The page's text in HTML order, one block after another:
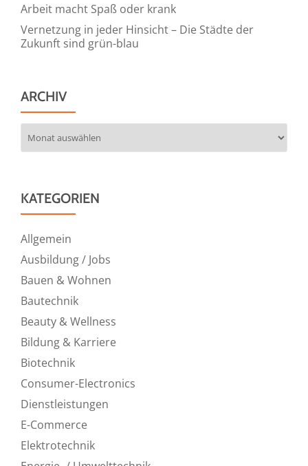
Arbeit macht Spaß oder krank
Vernetzung in jeder Hinsicht – Die Städte der
Zukunft sind grün-blau
ARCHIV
KATEGORIEN
Allgemein
Ausbildung / Jobs
Bauen & Wohnen
Bautechnik
Beauty & Wellness
Bildung & Karriere
Biotechnik
Consumer-Electronics
Dienstleistungen
E-Commerce
Elektrotechnik